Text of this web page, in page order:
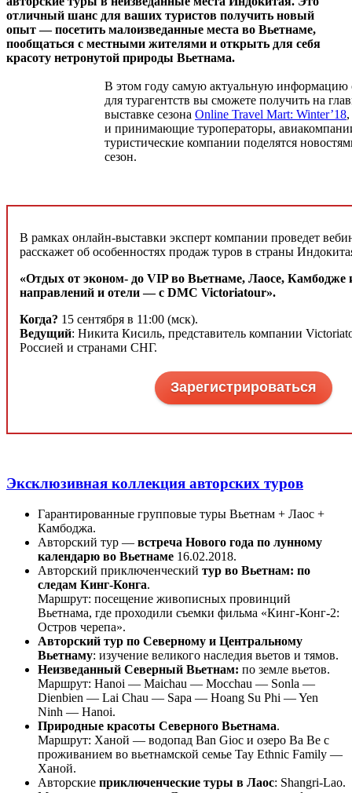
отличный шанс для ваших туристов получить новый
опыт — посетить малоизведанные места во Вьетнаме,
пообщаться с местными жителями и открыть для себя
красоту нетронутой природы Вьетнама.
В этом году самую актуальную информацию
для турагентств вы сможете получить на
выставке сезона Online Travel Mart: Winter’18
и принимающие туроператоры,
туристические компании поделятся
сезон.
В рамках онлайн-выставки эксперт компании проведет
расскажет об особенностях продаж туров в страны
«Отдых от эконом- до VIP во Вьетнаме, Лаосе,
направлений и отели ― с DMC Victoriatour».
Когда? 15 сентября в 11:00 (мск).
Ведущий: Никита Кисиль, представитель компании
Россией и странами СНГ.
Зарегистрироваться
Эксклюзивная коллекция авторских туров
Гарантированные групповые туры Вьетнам + Лаос +
Камбоджа.
Авторский тур ― встреча Нового года по лунному
календарю во Вьетнаме 16.02.2018.
Авторский приключенческий тур во Вьетнам: по
следам Кинг-Конга.
Маршрут: посещение живописных провинций
Вьетнама, где проходили съемки фильма «Кинг-Конг-2:
Остров черепа».
Авторский тур по Северному и Центральному
Вьетнаму: изучение великого наследия вьетов и тямов.
Неизведанный Северный Вьетнам: по земле вьетов.
Маршрут: Hanoi — Maichau — Mocchau — Sonla —
Dienbien — Lai Chau — Sapa — Hoang Su Phi — Yen
Ninh — Hanoi.
Природные красоты Северного Вьетнама.
Маршрут: Ханой — водопад Ban Gioc и озеро Ba Be с
проживанием во вьетнамской семье Tay Ethnic Family —
Ханой.
Авторские приключенческие туры в Лаос: Shangri-Lao.